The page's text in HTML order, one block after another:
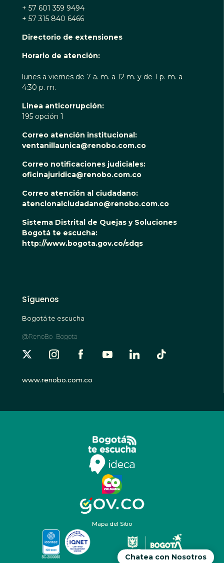
Chatea con Nosotros
+ 57 601 359 9494
+ 57 315 840 6466
Directorio de extensiones
Horario de atención:
lunes a viernes de 7 a. m. a 12 m. y de 1 p. m. a
4:30 p. m.
Linea anticorrupción:
195 opción 1
Correo atención institucional:
ventanillaunica@renobo.com.co
Correo notificaciones judiciales:
oficinajuridica@renobo.com.co
Correo atención al ciudadano:
atencionalciudadano@renobo.com.co
Sistema Distrital de Quejas y Soluciones
Bogotá te escucha:
http://www.bogota.gov.co/sdqs
Síguenos
Bogotá te escucha
@RenoBo_Bogota
www.renobo.com.co
Mapa del Sitio